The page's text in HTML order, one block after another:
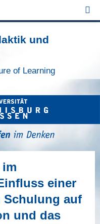
und
of Learning
einer
Schulung auf
und das